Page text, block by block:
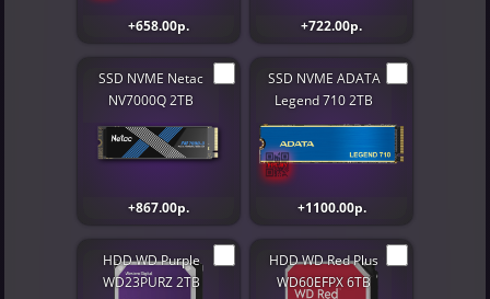
+658.00р. +722.00р.
SSD NVME Netac
NV7000Q 2TB
+867.00р.
SSD NVME ADATA
Legend 710 2TB
+1100.00р.
HDD WD Purple
WD23PURZ 2TB
HDD WD Red Plus
WD60EFPX 6TB